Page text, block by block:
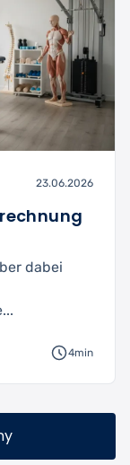
23.06.2026
dabei
4min